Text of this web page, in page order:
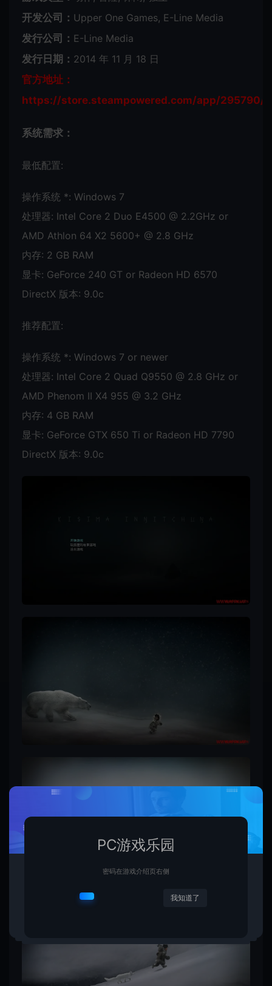
开发公司： Upper One Games, E-Line Media
发行公司： E-Line Media
发行日期： 2014 年 11 月 18 日
官方地址：
https://store.steampowered.com/app/295790/
系统需求：
最低配置:
操作系统 *: Windows 7
处理器: Intel Core 2 Duo E4500 @ 2.2GHz or
AMD Athlon 64 X2 5600+ @ 2.8 GHz
内存: 2 GB RAM
显卡: GeForce 240 GT or Radeon HD 6570
DirectX 版本: 9.0c
推荐配置:
操作系统 *: Windows 7 or newer
处理器: Intel Core 2 Quad Q9550 @ 2.8 GHz or
AMD Phenom II X4 955 @ 3.2 GHz
内存: 4 GB RAM
显卡: GeForce GTX 650 Ti or Radeon HD 7790
DirectX 版本: 9.0c
PC游戏乐园
密码在游戏介绍页右侧
我知道了